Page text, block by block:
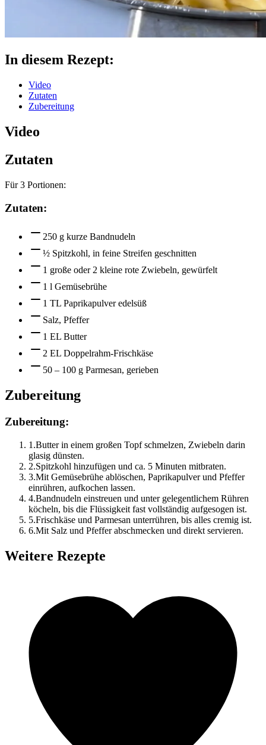
In diesem Rezept:
Video
Zutaten
Zubereitung
Video
Zutaten
Für3 Portionen:
Zutaten:
250 g kurze Bandnudeln
½ Spitzkohl, in feine Streifen geschnitten
1 große oder 2 kleine rote Zwiebeln, gewürfelt
1 l Gemüsebrühe
1 TL Paprikapulver edelsüß
Salz, Pfeffer
1 EL Butter
2 EL Doppelrahm-Frischkäse
50 – 100 g Parmesan, gerieben
Zubereitung
Zubereitung:
1 .Butter in einem großen Topf schmelzen, Zwiebeln darin
glasig dünsten.
2.Spitzkohl hinzufügen und ca. 5 Minuten mitbraten.
3.Mit Gemüsebrühe ablöschen, Paprikapulver und Pfeffer
einrühren, aufkochen lassen.
4.Bandnudeln einstreuen und unter gelegentlichem Rühren
köcheln, bis die Flüssigkeit fast vollständig aufgesogen ist.
5.Frischkäse und Parmesan unterrühren, bis alles cremig ist.
6.Mit Salz und Pfeffer abschmecken und direkt servieren.
Weitere Rezepte